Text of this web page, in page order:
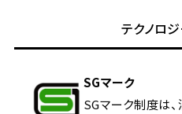
テクノロ
SGマーク
SGマーク制度は